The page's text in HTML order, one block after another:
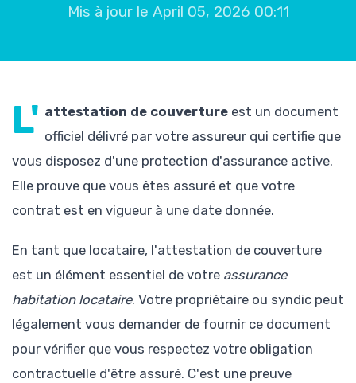
Mis à jour le April 05, 2026 00:11
L' attestation de couverture est un document
officiel délivré par votre assureur qui certifie que
vous disposez d'une protection d'assurance active.
Elle prouve que vous êtes assuré et que votre
contrat est en vigueur à une date donnée.
En tant que locataire, l'attestation de couverture
est un élément essentiel de votre assurance
habitation locataire. Votre propriétaire ou syndic peut
légalement vous demander de fournir ce document
pour vérifier que vous respectez votre obligation
contractuelle d'être assuré. C'est une preuve